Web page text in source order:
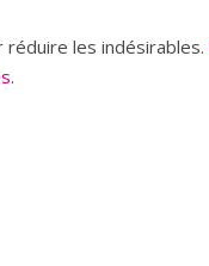
les indésirables.
.